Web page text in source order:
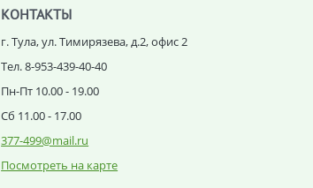
КОНТАКТЫ
г. Тула, ул. Тимирязева, д.2, офис 2
Тел. 8-953-439-40-40
Пн-Пт 10.00 - 19.00
Сб 11.00 - 17.00
377-499@mail.ru
Посмотреть на карте